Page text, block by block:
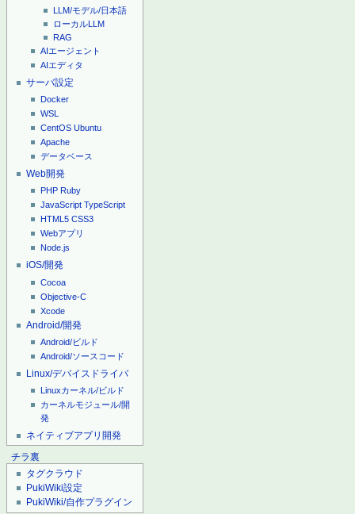
LLM/モデル/日本語
ローカルLLM
RAG
AIエージェント
AIエディタ
サーバ設定
Docker
WSL
CentOS Ubuntu
Apache
データベース
Web開発
PHP Ruby
JavaScript TypeScript
HTML5 CSS3
Webアプリ
Node.js
iOS/開発
Cocoa
Objective-C
Xcode
Android/開発
Android/ビルド
Android/ソースコード
Linux/デバイスドライバ
Linuxカーネル/ビルド
カーネルモジュール/開
発
ネイティブアプリ開発
チラ裏
タグクラウド
PukiWiki設定
PukiWiki/自作プラグイン